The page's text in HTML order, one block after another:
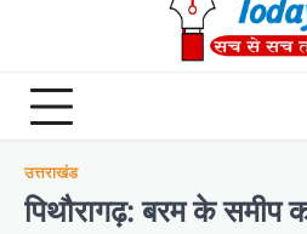
उत्तराखंड
पिथौरागढ़: बरम के समीप